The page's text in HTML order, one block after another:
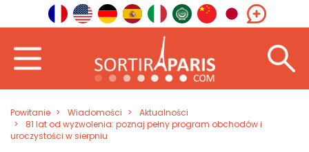
Powitanie Wiadomości
Aktualności
81 lat od wyzwolenia: poznaj pełny program obchodów i
uroczystości w sierpniu